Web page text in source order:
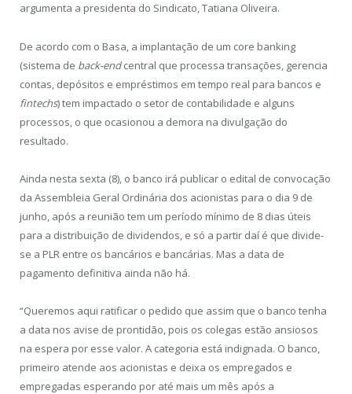
argumenta a presidenta do Sindicato, Tatiana Oliveira.
De acordo com o Basa, a implantação de um core banking
(sistema de back-endcentral que processa transações, gerencia
contas, depósitos e empréstimos em tempo real para bancos e
fintechs) tem impactado o setor de contabilidade e alguns
processos, o que ocasionou a demora na divulgação do
resultado.
Ainda nesta sexta (8), o banco irá publicar o edital de convocação
da Assembleia Geral Ordinária dos acionistas para o dia 9 de
junho, após a reunião tem um período mínimo de 8 dias úteis
para a distribuição de dividendos, e só a partir daí é que divide-
se a PLR entre os bancários e bancárias. Mas a data de
pagamento definitiva ainda não há.
“Queremos aqui ratificar o pedido que assim que o banco tenha
a data nos avise de prontidão, pois os colegas estão ansiosos
na espera por esse valor. A categoria está indignada. O banco,
primeiro atende aos acionistas e deixa os empregados e
empregadas esperando por até mais um mês após a